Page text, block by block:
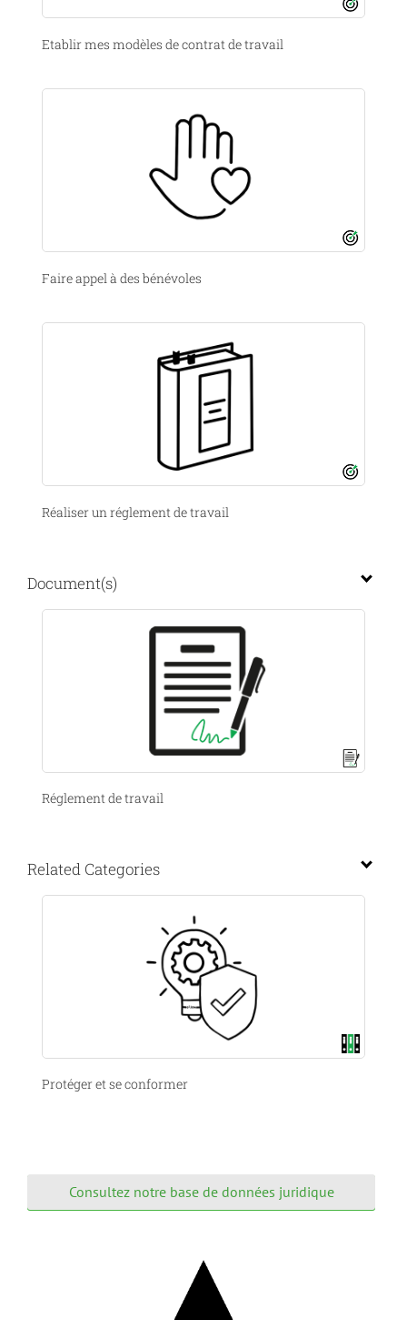
Etablir mes modèles de contrat de travail
Faire appel à des bénévoles
Réaliser un réglement de travail
Document(s)
Réglement de travail
Related Categories
Protéger et se conformer
Consultez notre base de données juridique